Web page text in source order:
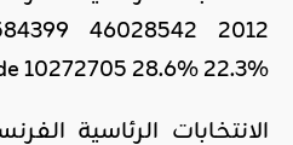
10272705 28.6% 22.3%